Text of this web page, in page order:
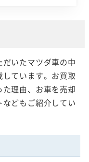
いたマツダ車の中
ています。お買取
理由、お車を売却
どもご紹介してい